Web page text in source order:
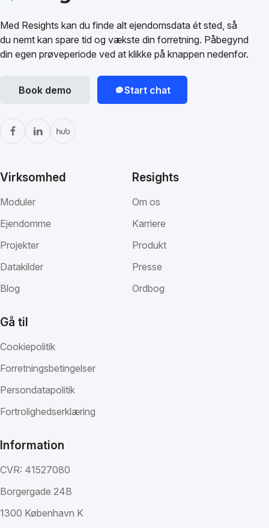
Med Resights kan du finde alt ejendomsdata ét sted, så
du nemt kan spare tid og vækste din forretning. Påbegynd
din egen prøveperiode ved at klikke på knappen nedenfor.
Book demo Start chat
Virksomhed
Moduler
Ejendomme
Projekter
Datakilder
Blog
Resights
Om os
Karriere
Produkt
Presse
Ordbog
Gå til
Cookiepolitik
Forretningsbetingelser
Persondatapolitik
Fortrolighedserklæring
Information
CVR: 41527080
Borgergade 24B
1300 København K